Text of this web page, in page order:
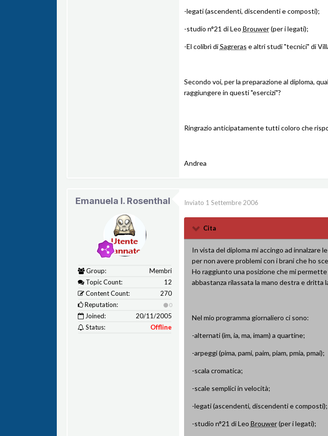
-legati (ascendenti, discendenti e composti);
-studio n°21 di Leo Brouwer(per i legati);
-El colibrì diSagreras e altri studi "tecnici" di
Secondo voi, per la preparazione al diploma,
raggiungere in questi "esercizi"?
Ringrazio anticipatamente tutti coloro che
Andrea
Emanuela l. Rosenthal
Group:
Membri
Topic Count:
12
Content Count:
270
Reputation:
0
Joined:
20/11/2005
Status:
Offline
Inviato 1 Settembre 2006
Cita
In vista del diploma mi accingo ad innalzare
per non avere problemi con i brani che ho
Ho raggiunto una posizione che mi
abbastanza rilassata la mano destra e dritta
Nel mio programma giornaliero ci sono:
-alternati (im, ia, ma, imam) a quartine;
-arpeggi (pima, pami, paim, piam, pmia, pmai);
-scala cromatica;
-scale semplici in velocità;
-legati (ascendenti, discendenti e composti);
-studio n°21 di Leo Brouwer(per i legati);